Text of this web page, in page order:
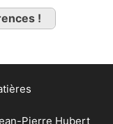
!
Pierre Hubert